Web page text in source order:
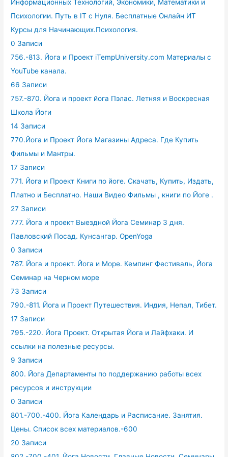
Информационных Технологий, Экономики, Математики и
Психологии. Путь в IT с Нуля. Бесплатные Онлайн ИТ
Курсы для Начинающих.Психология.
0 Записи
756.-813. Йога и Проект iTempUniversity.com Материалы с
YouTube канала.
66 Записи
757.-870. Йога и проект йога Пэлас. Летняя и Воскресная
Школа Йоги
14 Записи
770.Йога и Проект Йога Магазины Адреса. Где Купить
Фильмы и Мантры.
17 Записи
771. Йога и Проект Книги по йоге. Скачать, Купить, Издать,
Платно и Бесплатно. Наши Видео Фильмы , книги по Йоге .
27 Записи
777. Йога и проект Выездной Йога Семинар 3 дня.
Павловский Посад. Кунсангар. OpenYoga
0 Записи
787. Йога и проект. Йога и Море. Кемпинг Фестиваль, Йога
Семинар на Черном море
73 Записи
790.-811. Йога и Проект Путешествия. Индия, Непал, Тибет.
17 Записи
795.-220. Йога Проект. Открытая Йога и Лайфхаки. И
ссылки на полезные ресурсы.
9 Записи
800. Йога Департаменты по поддержанию работы всех
ресурсов и инструкции
0 Записи
801.-700.-400. Йога Календарь и Расписание. Занятия.
Цены. Список всех материалов.-600
20 Записи